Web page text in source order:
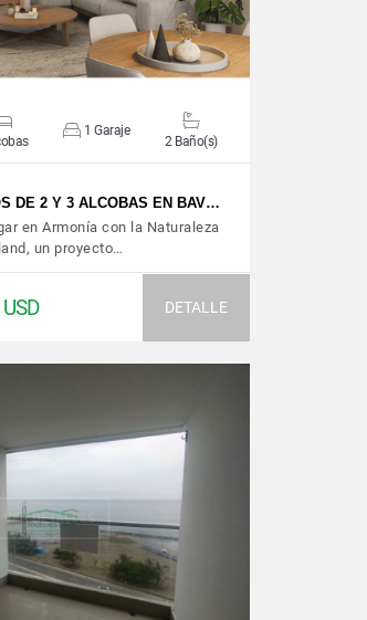
1 Garaje
2 Baño(s)
DE 2 Y 3 ALCOBAS EN BAV…
en Armonía con la Naturaleza
un proyecto…
USD DETALLE
VER DETALLES